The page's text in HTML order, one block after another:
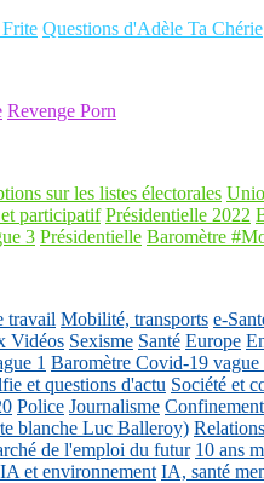
Questions d'Adèle Ta Chérie
Revenge Porn
sur les listes électorales
participatif Présidentielle 2022
3 Présidentielle Baromètre
travail Mobilité, transports e-
Vidéos Sexisme Santé Europe
1 Baromètre Covid-19 vague
et questions d'actu Société et
Police Journalisme Confinement
blanche Luc Balleroy)
de l'emploi du futur 10 ans
et environnement IA, santé